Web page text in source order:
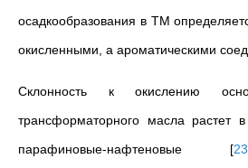
осадкообразования в ТМ
окисленными, а ароматическими
Склонность к окислению
трансформаторного масла растет
парафиновые-нафтеновые [23